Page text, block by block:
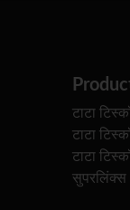
टाटा
टाटा
टाटा
सुपरलिंक्स